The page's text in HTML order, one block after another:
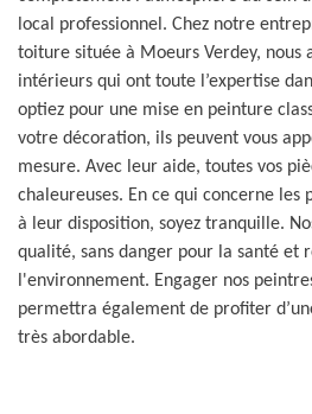
local professionnel. Chez notre
toiture située à Moeurs Verdey, nous
intérieurs qui ont toute l’expertise
optiez pour une mise en peinture
votre décoration, ils peuvent vous
mesure. Avec leur aide, toutes vos
chaleureuses. En ce qui concerne les
à leur disposition, soyez tranquille.
qualité, sans danger pour la santé et
l'environnement. Engager nos
permettra également de profiter
très abordable.